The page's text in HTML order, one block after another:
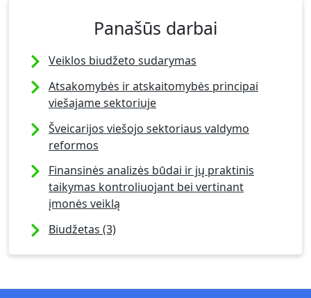
Panašūs darbai
Veiklos biudžeto sudarymas
Atsakomybės ir atskaitomybės principai
viešajame sektoriuje
Šveicarijos viešojo sektoriaus valdymo
reformos
Finansinės analizės būdai ir jų praktinis
taikymas kontroliuojant bei vertinant
įmonės veiklą
Biudžetas (3)